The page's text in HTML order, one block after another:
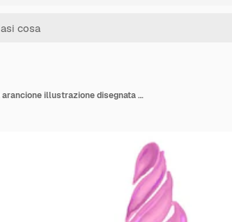
Unicorno corona acquerello fiore rosa rosa arancione illustrazione disegnata a mano